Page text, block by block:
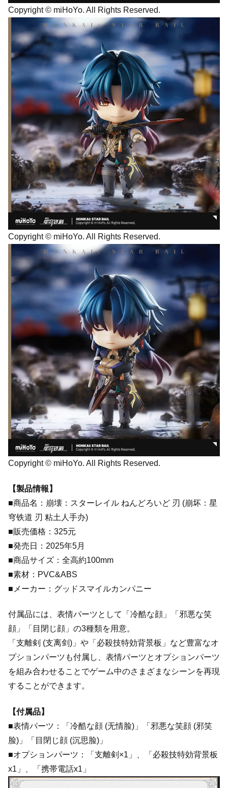
Copyright © miHoYo. All Rights Reserved.
Copyright © miHoYo. All Rights Reserved.
Copyright © miHoYo. All Rights Reserved.
【製品情報】
■商品名：崩壊：スターレイル ねんどろいど 刃 (崩坏：星
穹铁道 刃 粘土人手办)
■販売価格：325元
■発売日：2025年5月
■商品サイズ：全高約100mm
■素材：PVC&ABS
■メーカー：グッドスマイルカンパニー
付属品には、表情パーツとして「冷酷な顔」「邪悪な笑
顔」「目閉じ顔」の3種類を用意。
「支離剣 (支离剑)」や「必殺技特効背景板」など豊富なオ
プションパーツも付属し、表情パーツとオプションパーツ
を組み合わせることでゲーム中のさまざまなシーンを再現
することができます。
【付属品】
■表情パーツ：「冷酷な顔 (无情脸)」「邪悪な笑顔 (邪笑
脸)」「目閉じ顔 (沉思脸)」
■オプションパーツ：「支離剣×1」、「必殺技特効背景板
x1」、「携帯電話x1」